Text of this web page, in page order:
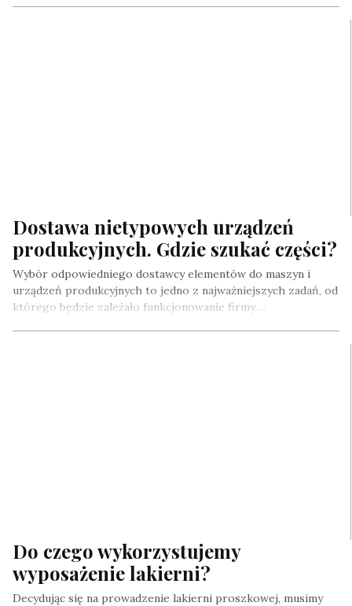
Dostawa nietypowych urządzeń
produkcyjnych. Gdzie szukać części?
Wybór odpowiedniego dostawcy elementów do maszyn i
urządzeń produkcyjnych to jedno z najważniejszych zadań, od
którego będzie zależało funkcjonowanie firmy….
Do czego wykorzystujemy
wyposażenie lakierni?
Decydując się na prowadzenie lakierni proszkowej, musimy